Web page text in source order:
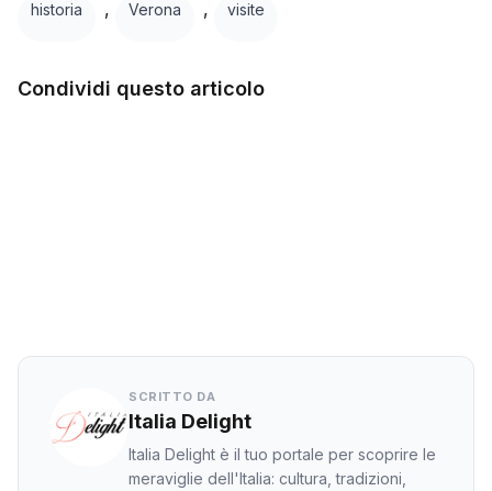
historia , Verona , visite
Condividi questo articolo
SCRITTO DA
Italia Delight
Italia Delight è il tuo portale per scoprire le
meraviglie dell'Italia: cultura, tradizioni,